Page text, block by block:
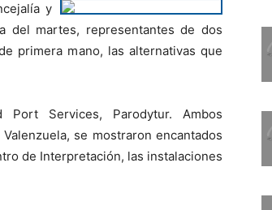
y
del martes, representantes de dos
primera mano, las alternativas que
Services, Parodytur. Ambos
se mostraron encantados
de Interpretación, las instalaciones